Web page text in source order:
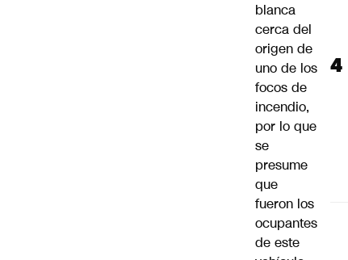
blanca
cerca del
origen de
uno de los
focos de
incendio,
por lo que
se
presume
que
fueron los
ocupantes
de este